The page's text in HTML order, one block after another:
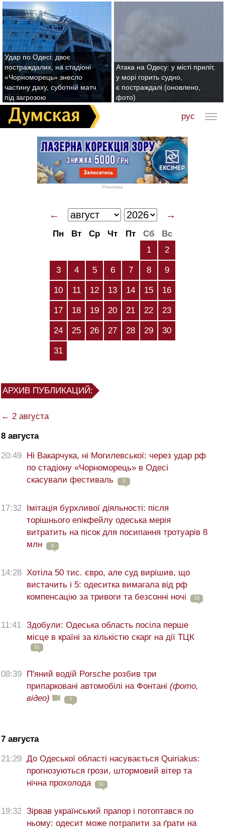
Удар по Одесі: двоє
постраждалих, на стадіоні
«Чорноморець» знесло
частину даху, суботній матч
під загрозою
Атака на Одесу: у місті приліт,
у морі горить судно,
є постраждалі (оновлено,
фото)
рус
Реклама
← →
Пн Вт Ср Чт Пт Сб
Вс
1
2
3 4 5 6 7 8 9
10 11 12 13 14 15 16
17 18 19 20 21 22 23
24 25 26 27 28 29 30
31
АРХИВ ПУБЛИКАЦИЙ:
← 2 августа
8 августа
20:49
Ні Вакарчука, ні Могилевської: через удар рф
по стадіону «Чорноморець» в Одесі
скасували фестиваль
5
17:32
Імітація бурхливої діяльності: після
торішнього епікфейлу одеська мерія
витратить на пісок для посипання тротуарів 8
млн
6
14:28 Хотіла 50 тис. євро, але суд вирішив, що
вистачить і 5: одеситка вимагала від рф
компенсацію за тривоги та безсонні ночі
26
11:41 Здобули: Одеська область посіла перше
місце в країні за кількістю скарг на дії ТЦК
11
08:39
П'яний водій Porsche розбив три
припарковані автомобілі на Фонтані (фото,
відео)
7
7 августа
21:29 До Одеської області насувається Quiriakus:
прогнозуються грози, штормовий вітер та
нічна прохолода
11
19:32 Зірвав український прапор і потоптався по
ньому: одесит може потрапити за ґрати на